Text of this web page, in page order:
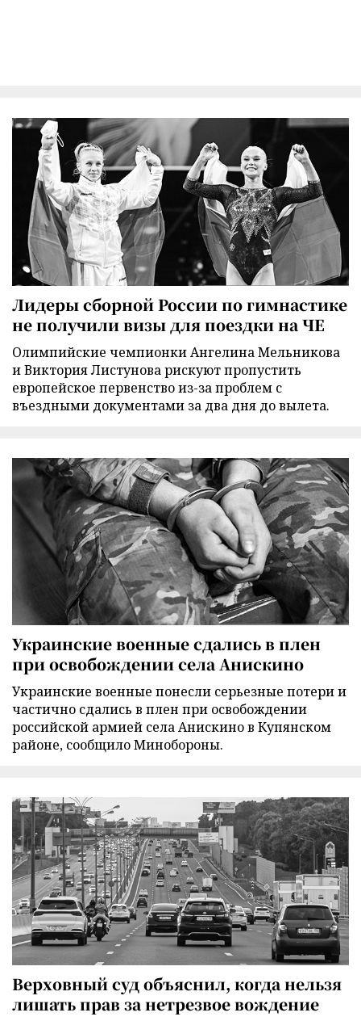
Лидеры сборной России по гимнастике
не получили визы для поездки на ЧЕ
Олимпийские чемпионки Ангелина Мельникова
и Виктория Листунова рискуют пропустить
европейское первенство из-за проблем с
въездными документами за два дня до вылета.
Украинские военные сдались в плен
при освобождении села Анискино
Украинские военные понесли серьезные потери и
частично сдались в плен при освобождении
российской армией села Анискино в Купянском
районе, сообщило Минобороны.
Верховный суд объяснил, когда нельзя
лишать прав за нетрезвое вождение